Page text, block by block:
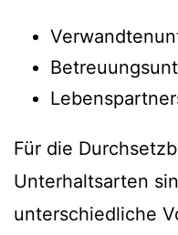
Für die
Unterhaltsarten
unterschiedliche